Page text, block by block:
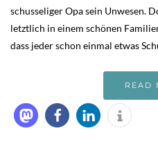
schusseliger Opa sein Unwesen.
letztlich in einem schönen
dass jeder schon einmal etwas
READ